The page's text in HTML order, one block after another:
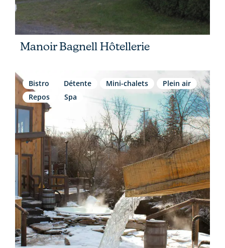
Manoir Bagnell Hôtellerie
Bistro Détente Mini-chalets
Plein air
Repos
Spa